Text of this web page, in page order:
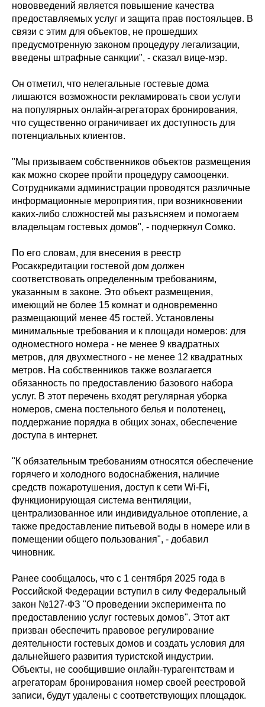
нововведений является повышение качества
предоставляемых услуг и защита прав постояльцев. В
связи с этим для объектов, не прошедших
предусмотренную законом процедуру легализации,
введены штрафные санкции", - сказал вице-мэр.
Он отметил, что нелегальные гостевые дома
лишаются возможности рекламировать свои услуги
на популярных онлайн-агрегаторах бронирования,
что существенно ограничивает их доступность для
потенциальных клиентов.
"Мы призываем собственников объектов размещения
как можно скорее пройти процедуру самооценки.
Сотрудниками администрации проводятся различные
информационные мероприятия, при возникновении
каких-либо сложностей мы разъясняем и помогаем
владельцам гостевых домов", - подчеркнул Сомко.
По его словам, для внесения в реестр
Росаккредитации гостевой дом должен
соответствовать определенным требованиям,
указанным в законе. Это объект размещения,
имеющий не более 15 комнат и одновременно
размещающий менее 45 гостей. Установлены
минимальные требования и к площади номеров: для
одноместного номера - не менее 9 квадратных
метров, для двухместного - не менее 12 квадратных
метров. На собственников также возлагается
обязанность по предоставлению базового набора
услуг. В этот перечень входят регулярная уборка
номеров, смена постельного белья и полотенец,
поддержание порядка в общих зонах, обеспечение
доступа в интернет.
"К обязательным требованиям относятся обеспечение
горячего и холодного водоснабжения, наличие
средств пожаротушения, доступ к сети Wi-Fi,
функционирующая система вентиляции,
централизованное или индивидуальное отопление, а
также предоставление питьевой воды в номере или в
помещении общего пользования", - добавил
чиновник.
Ранее сообщалось, что с 1 сентября 2025 года в
Российской Федерации вступил в силу Федеральный
закон №127-ФЗ "О проведении эксперимента по
предоставлению услуг гостевых домов". Этот акт
призван обеспечить правовое регулирование
деятельности гостевых домов и создать условия для
дальнейшего развития туристской индустрии.
Объекты, не сообщившие онлайн-турагентствам и
агрегаторам бронирования номер своей реестровой
записи, будут удалены с соответствующих площадок.